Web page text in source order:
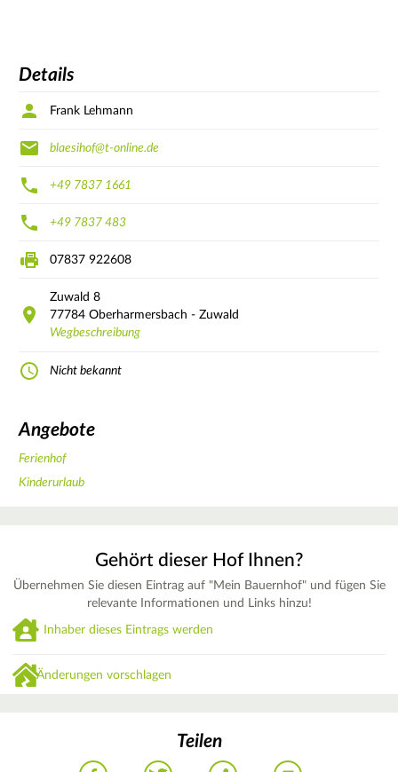
Details
Frank Lehmann
blaesihof@t-online.de
+49 7837 1661
+49 7837 483
07837 922608
Zuwald 8
77784 Oberharmersbach - Zuwald
Wegbeschreibung
Nicht bekannt
Angebote
Ferienhof
Kinderurlaub
Gehört dieser Hof Ihnen?
Übernehmen Sie diesen Eintrag auf "Mein Bauernhof" und fügen Sie
relevante Informationen und Links hinzu!
Inhaber dieses Eintrags werden
Änderungen vorschlagen
Teilen